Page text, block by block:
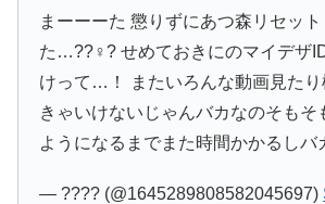
まーーーた 懲りずにあつ森リセッ
た…??♀? せめておきにのマイデザ
けって…！ またいろんな動画見たり
きゃいけないじゃんバカなのそもそ
ようになるまでまた時間かかるしバ
— ???? (@1645289808582045697)